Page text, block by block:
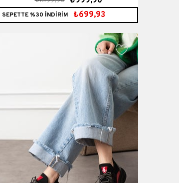
Bağcıklı Spor Ayakkabı Siyah
SEPETTE %30 İNDİRİM ₺699,93